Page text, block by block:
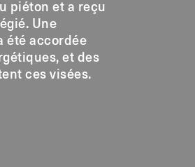
piéton et a reçu
Une
été accordée
et des
ces visées.